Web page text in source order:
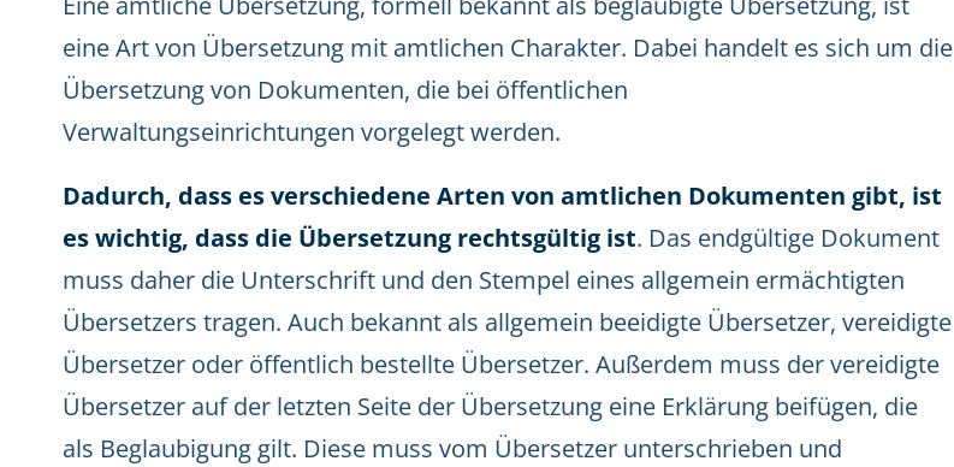
eine Art von Übersetzung mit amtlichen Charakter. Dabei handelt es sich um die
Übersetzung von Dokumenten, die bei öffentlichen
Verwaltungseinrichtungen vorgelegt werden.
Dadurch, dass es verschiedene Arten von amtlichen Dokumenten gibt, ist
es wichtig, dass die Übersetzung rechtsgültig ist. Das endgültige Dokument
muss daher die Unterschrift und den Stempel eines allgemein ermächtigten
Übersetzers tragen. Auch bekannt als allgemein beeidigte Übersetzer, vereidigte
Übersetzer oder öffentlich bestellte Übersetzer. Außerdem muss der vereidigte
Übersetzer auf der letzten Seite der Übersetzung eine Erklärung beifügen, die
als Beglaubigung gilt. Diese muss vom Übersetzer unterschrieben und